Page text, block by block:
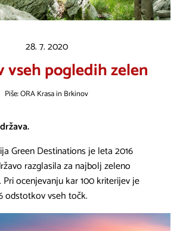
28. 7. 2020
vseh pogledih zelen
Piše: ORA Krasa in Brkinov
Green Destinations je leta 2016
razglasila za najbolj zeleno
ocenjevanju kar 100 kriterijev je
odstotkov vseh točk.